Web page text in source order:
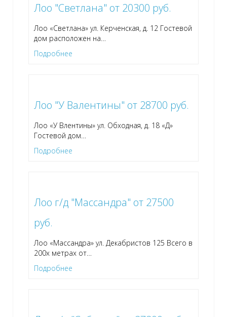
Лоо "Светлана" от 20300 руб.
Лоо «Светлана» ул. Керченская, д. 12 Гостевой
дом расположен на
Подробнее
Лоо "У Валентины" от 28700 руб.
Лоо «У Влентины» ул. Обходная, д. 18 «Д»
Гостевой дом
Подробнее
Лоо г/д "Массандра" от 27500
руб.
Лоо «Массандра» ул. Декабристов 125 Всего в
200х метрах от
Подробнее